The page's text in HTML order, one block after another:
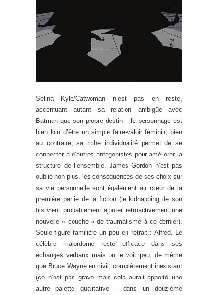
Selina Kyle/Catwoman n’est pas en reste,
accentuant autant sa relation ambigüe avec
Batman que son propre destin – le personnage est
bien loin d’être un simple faire-valoir féminin, bien
au contraire, sa riche individualité permet de se
connecter à d’autres antagonistes pour améliorer la
structure de l’ensemble. James Gordon n’est pas
oublié non plus, les conséquences de ses choix sur
sa vie personnelle sont également au cœur de la
première partie de la fiction (le kidnapping de son
fils vient probablement ajouter rétroactivement une
nouvelle « couche » de traumatisme à ce dernier).
Seule figure familière un peu en retrait : Alfred. Le
célèbre majordome reste efficace dans ses
échanges verbaux mais on le voit peu, de même
que Bruce Wayne en civil, complètement inexistant
(ce n’est pas grave mais cela aurait apporté une
autre palette qualitative – dans un douzième